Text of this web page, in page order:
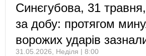
Синєгубова, 31
за добу: протягом
ворожих ударів
31.05.2026, Неділя | 8:00